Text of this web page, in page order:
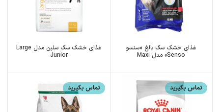
غذای خشک سگ بالغ «سنسو
Senso» مدل Maxi
غذای خشک سگ سلبن مدل Large
Junior
تماس بگیرید تماس بگیرید